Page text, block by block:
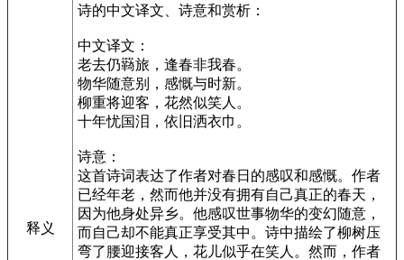
释义
诗的中文译文、诗意和赏析：
中文译文：
老去仍羇旅，逢春非我春。
物华随意别，感慨与时新。
柳重将迎客，花然似笑人。
十年忧国泪，依旧洒衣巾。
诗意：
这首诗词表达了作者对春日的感叹和感慨。作者
已经年老，然而他并没有拥有自己真正的春天，
因为他身处异乡。他感叹世事物华的变幻随意，
而自己却不能真正享受其中。诗中描绘了柳树压
弯了腰迎接客人，花儿似乎在笑人。然而，作者